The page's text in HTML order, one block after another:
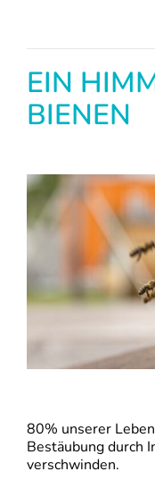
EIN
BIENEN
80% unserer
Bestäubung durch
verschwinden.